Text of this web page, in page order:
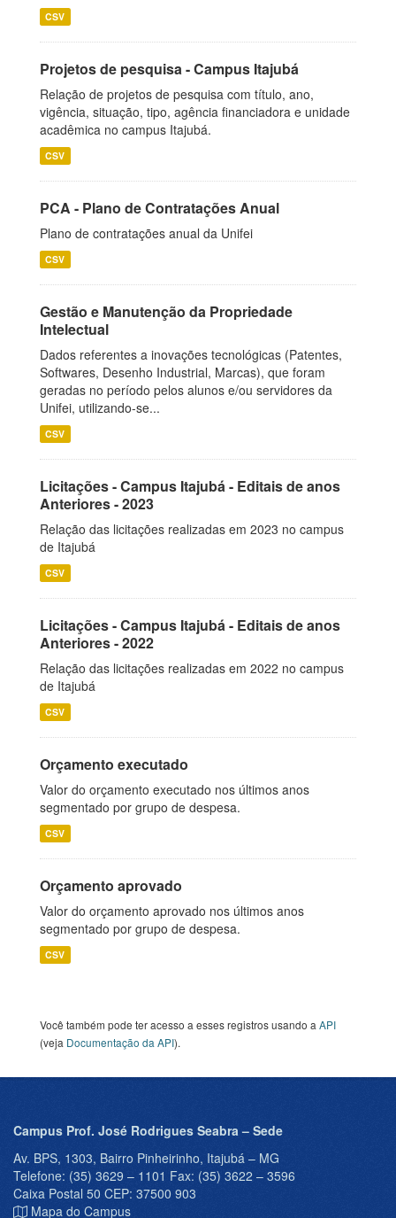
CSV
Projetos de pesquisa - Campus Itajubá
Relação de projetos de pesquisa com título, ano,
vigência, situação, tipo, agência financiadora e unidade
acadêmica no campus Itajubá.
CSV
PCA - Plano de Contratações Anual
Plano de contratações anual da Unifei
CSV
Gestão e Manutenção da Propriedade
Intelectual
Dados referentes a inovações tecnológicas (Patentes,
Softwares, Desenho Industrial, Marcas), que foram
geradas no período pelos alunos e/ou servidores da
Unifei, utilizando-se...
CSV
Licitações - Campus Itajubá - Editais de anos
Anteriores - 2023
Relação das licitações realizadas em 2023 no campus
de Itajubá
CSV
Licitações - Campus Itajubá - Editais de anos
Anteriores - 2022
Relação das licitações realizadas em 2022 no campus
de Itajubá
CSV
Orçamento executado
Valor do orçamento executado nos últimos anos
segmentado por grupo de despesa.
CSV
Orçamento aprovado
Valor do orçamento aprovado nos últimos anos
segmentado por grupo de despesa.
CSV
Você também pode ter acesso a esses registros usando a API
(veja Documentação da API).
Campus Prof. José Rodrigues Seabra – Sede
Av. BPS, 1303, Bairro Pinheirinho, Itajubá – MG
Telefone: (35) 3629 – 1101 Fax: (35) 3622 – 3596
Caixa Postal 50 CEP: 37500 903
Mapa do Campus